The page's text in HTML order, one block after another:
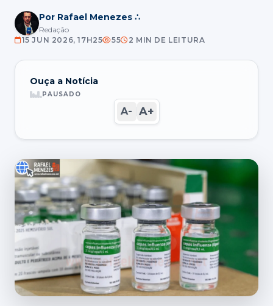
Por Rafael Menezes ∴
Redação
15 JUN 2026, 17H25
55 2 MIN DE LEITURA
Ouça a Notícia
PAUSADO
A- A+